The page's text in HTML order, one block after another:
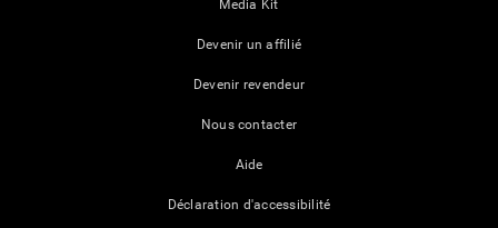
Media Kit
Devenir un affilié
Devenir revendeur
Nous contacter
Aide
Déclaration d'accessibilité